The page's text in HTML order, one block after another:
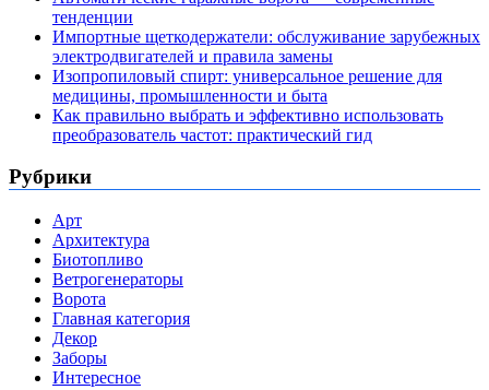
тенденции
Импортные щеткодержатели: обслуживание зарубежных
электродвигателей и правила замены
Изопропиловый спирт: универсальное решение для
медицины, промышленности и быта
Как правильно выбрать и эффективно использовать
преобразователь частот: практический гид
Рубрики
Арт
Архитектура
Биотопливо
Ветрогенераторы
Ворота
Главная категория
Декор
Заборы
Интересное